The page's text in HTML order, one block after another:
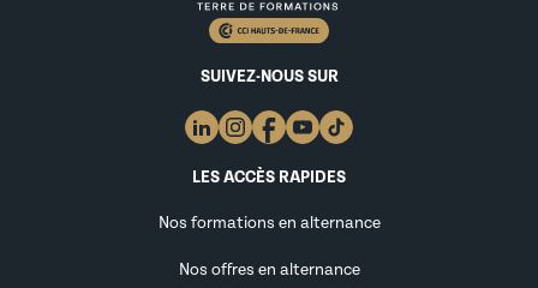
SUIVEZ-NOUS SUR
LES ACCÈS RAPIDES
Nos formations en alternance
Nos offres en alternance